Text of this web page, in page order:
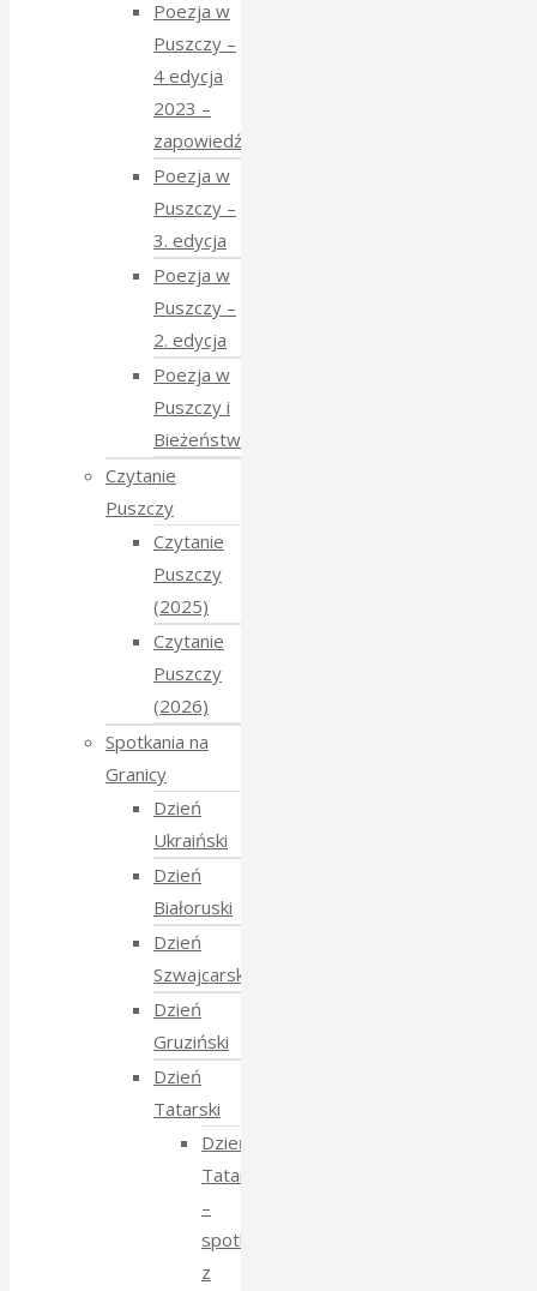
Poezja w
Puszczy –
4 edycja
2023 –
zapowiedź
Poezja w
Puszczy –
3. edycja
Poezja w
Puszczy –
2. edycja
Poezja w
Puszczy i
Bieżeństwo
Czytanie
Puszczy
Czytanie
Puszczy
(2025)
Czytanie
Puszczy
(2026)
Spotkania na
Granicy
Dzień
Ukraiński
Dzień
Białoruski
Dzień
Szwajcarski
Dzień
Gruziński
Dzień
Tatarski
Dzień
Tatarski
–
spotkanie
z